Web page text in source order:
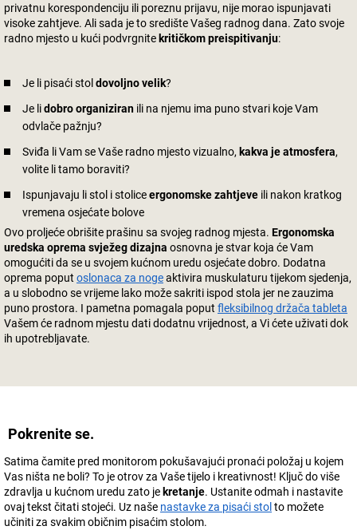
privatnu korespondenciju ili poreznu prijavu, nije morao ispunjavati
visoke zahtjeve. Ali sada je to središte Vašeg radnog dana. Zato svoje
radno mjesto u kući podvrgnite kritičkom preispitivanju:
Je li pisaći stol dovoljno velik?
Je lidobro organiziran ili na njemu ima puno stvari koje Vam
odvlače pažnju?
Sviđa li Vam se Vaše radno mjesto vizualno, kakva je atmosfera,
volite li tamo boraviti?
Ispunjavaju li stol i stoliceergonomske zahtjeve ili nakon kratkog
vremena osjećate bolove
Ovo proljeće obrišite prašinu sa svojeg radnog mjesta. Ergonomska
uredska oprema svježeg dizajna osnovna je stvar koja će Vam
omogućiti da se u svojem kućnom uredu osjećate dobro. Dodatna
oprema poput oslonaca za nogeaktivira muskulaturu tijekom sjedenja,
a u slobodno se vrijeme lako može sakriti ispod stola jer ne zauzima
puno prostora. I pametna pomagala poput fleksibilnog držača tableta
Vašem će radnom mjestu dati dodatnu vrijednost, a Vi ćete uživati dok
ih upotrebljavate.
Pokrenite se.
Satima čamite pred monitorom pokušavajući pronaći položaj u kojem
Vas ništa ne boli? To je otrov za Vaše tijelo i kreativnost! Ključ do više
zdravlja u kućnom uredu zato je kretanje. Ustanite odmah i nastavite
ovaj tekst čitati stojeći. Uz naše nastavke za pisaći stol to možete
učiniti za svakim običnim pisaćim stolom.